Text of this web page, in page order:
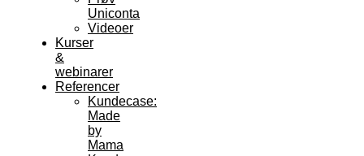
Uniconta
Videoer
Kurser
&
webinarer
Referencer
Kundecase:
Made
by
Mama